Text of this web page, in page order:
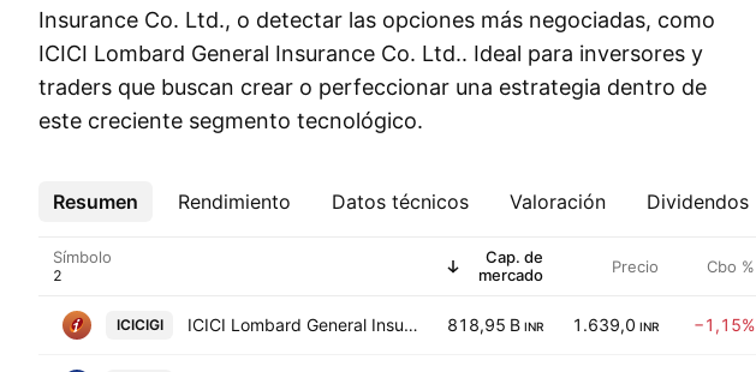
Insurance Co. Ltd., o detectar las opciones más negociadas, como
ICICI Lombard General Insurance Co. Ltd.. Ideal para inversores y
traders que buscan crear o perfeccionar una estrategia dentro de
este creciente segmento tecnológico.
Resumen Rendimiento Datos técnicos Valoración Dividendos
Más
Símbolo
Cap. de
mercado
Precio Cbo %
ICICIGI ICICI Lombard General Insurance Co. Ltd. 818,95 B INR 1.639,0 INR −1,15%